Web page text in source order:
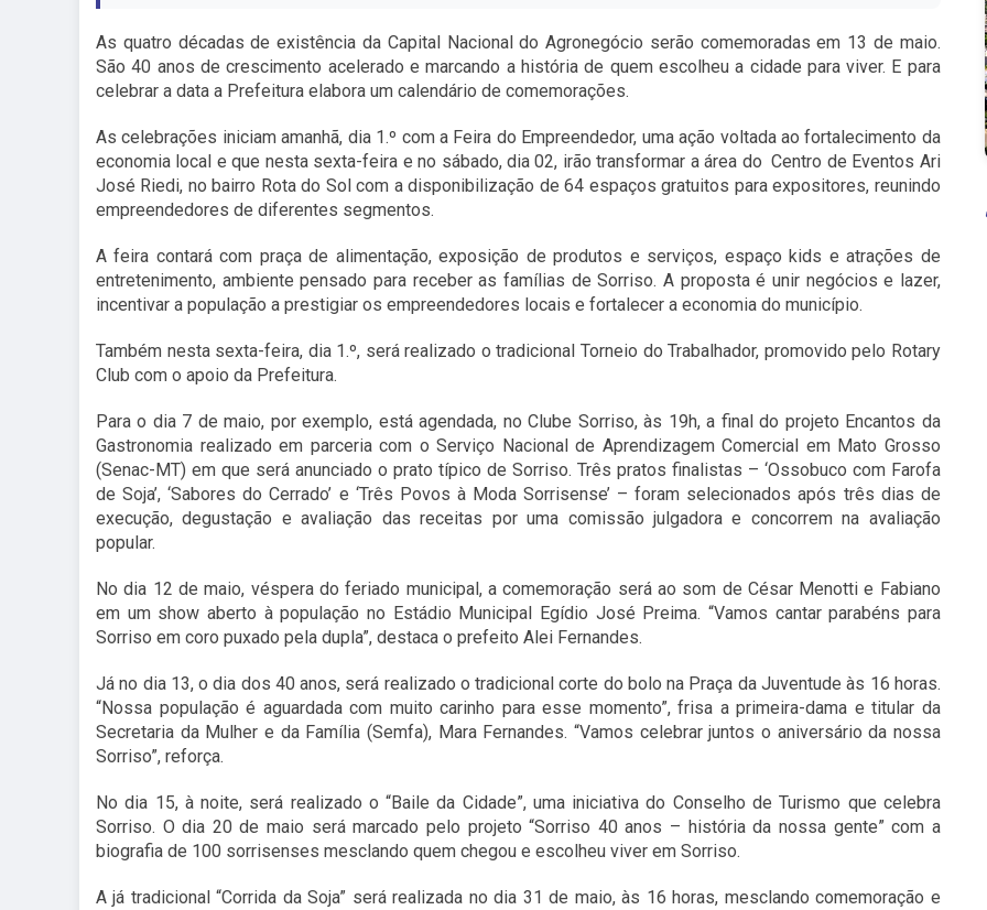
As quatro décadas de existência da Capital Nacional do Agronegócio serão comemoradas em 13 de maio.
São 40 anos de crescimento acelerado e marcando a história de quem escolheu a cidade para viver. E para
celebrar a data a Prefeitura elabora um calendário de comemorações.
As celebrações iniciam amanhã, dia 1.º com a Feira do Empreendedor, uma ação voltada ao fortalecimento da
economia local e que nesta sexta-feira e no sábado, dia 02, irão transformar a área do Centro de Eventos Ari
José Riedi, no bairro Rota do Sol com a disponibilização de 64 espaços gratuitos para expositores, reunindo
empreendedores de diferentes segmentos.
A feira contará com praça de alimentação, exposição de produtos e serviços, espaço kids e atrações de
entretenimento, ambiente pensado para receber as famílias de Sorriso. A proposta é unir negócios e lazer,
incentivar a população a prestigiar os empreendedores locais e fortalecer a economia do município.
Também nesta sexta-feira, dia 1.º, será realizado o tradicional Torneio do Trabalhador, promovido pelo Rotary
Club com o apoio da Prefeitura.
Para o dia 7 de maio, por exemplo, está agendada, no Clube Sorriso, às 19h, a final do projeto Encantos da
Gastronomia realizado em parceria com o Serviço Nacional de Aprendizagem Comercial em Mato Grosso
(Senac-MT) em que será anunciado o prato típico de Sorriso. Três pratos finalistas – ‘Ossobuco com Farofa
de Soja’, ‘Sabores do Cerrado’ e ‘Três Povos à Moda Sorrisense’ – foram selecionados após três dias de
execução, degustação e avaliação das receitas por uma comissão julgadora e concorrem na avaliação
popular.
No dia 12 de maio, véspera do feriado municipal, a comemoração será ao som de César Menotti e Fabiano
em um show aberto à população no Estádio Municipal Egídio José Preima. “Vamos cantar parabéns para
Sorriso em coro puxado pela dupla”, destaca o prefeito Alei Fernandes.
Já no dia 13, o dia dos 40 anos, será realizado o tradicional corte do bolo na Praça da Juventude às 16 horas.
“Nossa população é aguardada com muito carinho para esse momento”, frisa a primeira-dama e titular da
Secretaria da Mulher e da Família (Semfa), Mara Fernandes. “Vamos celebrar juntos o aniversário da nossa
Sorriso”, reforça.
No dia 15, à noite, será realizado o “Baile da Cidade”, uma iniciativa do Conselho de Turismo que celebra
Sorriso. O dia 20 de maio será marcado pelo projeto “Sorriso 40 anos – história da nossa gente” com a
biografia de 100 sorrisenses mesclando quem chegou e escolheu viver em Sorriso.
A já tradicional “Corrida da Soja” será realizada no dia 31 de maio, às 16 horas, mesclando comemoração e